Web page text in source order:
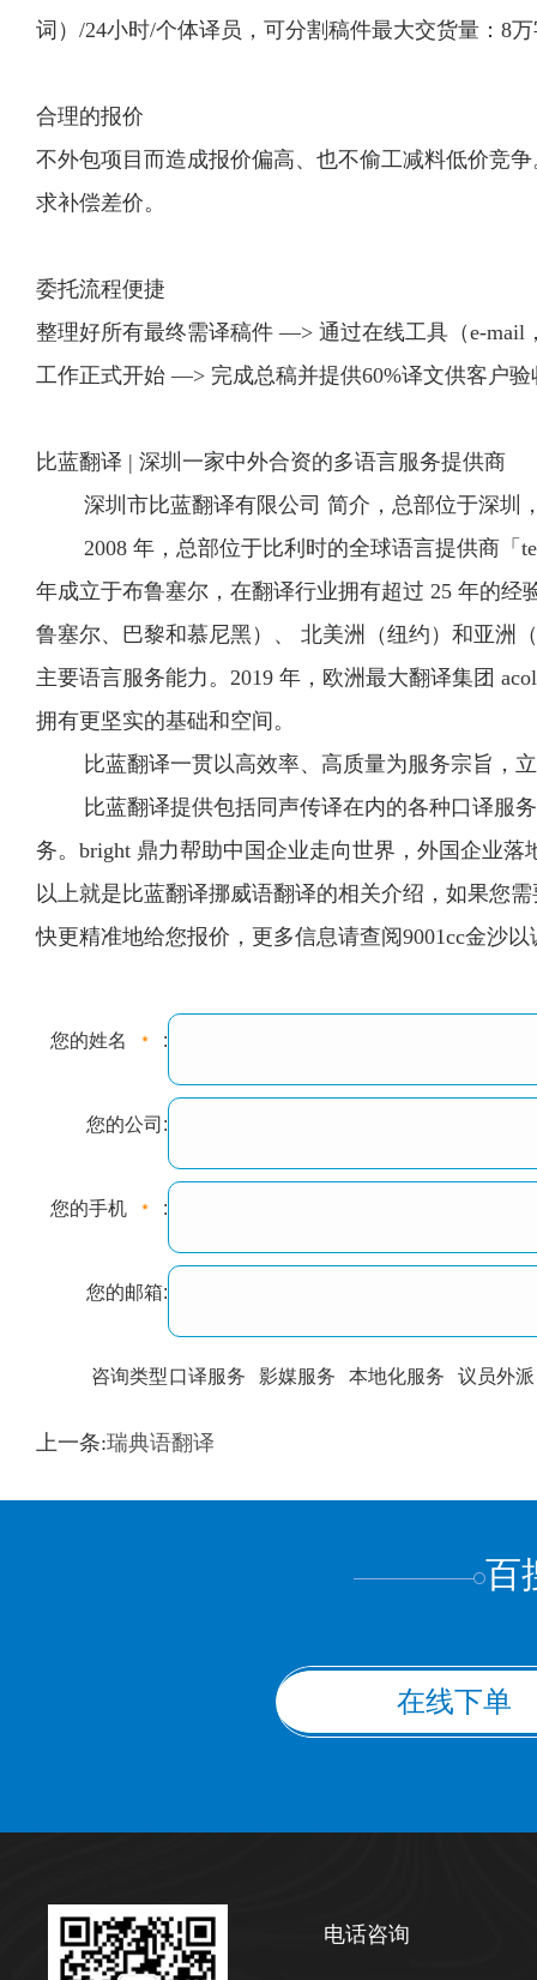
词）/24小时/个体译员，可分割稿件最大交货量：8
合理的报价
不外包项目而造成报价偏高、也不偷工减料低价竞
求补偿差价。
委托流程便捷
整理好所有最终需译稿件 —> 通过在线工具（e-mail
工作正式开始 —> 完成总稿并提供60%译文供客户
比蓝翻译 | 深圳一家中外合资的多语言服务提供商
深圳市比蓝翻译有限公司 简介，总部位于深圳，
2008 年，总部位于比利时的全球语言提供商「
年成立于布鲁塞尔，在翻译行业拥有超过 25 年的
鲁塞尔、巴黎和慕尼黑）、 北美洲（纽约）和亚洲
主要语言服务能力。2019 年，欧洲最大翻译集团
拥有更坚实的基础和空间。
比蓝翻译一贯以高效率、高质量为服务宗旨，立
比蓝翻译提供包括同声传译在内的各种口译服务
务。bright 鼎力帮助中国企业走向世界，外国企业落
以上就是比蓝翻译挪威语翻译的相关介绍，如果您
快更精准地给您报价，更多信息请查阅9001cc金沙以
您的姓名 :
您的公司:
您的手机 :
您的邮箱:
咨询类型口译服务 影媒服务 本地化服务 议员外派
训翻译
上一条:瑞典语翻译
百
在线下单
电话咨询